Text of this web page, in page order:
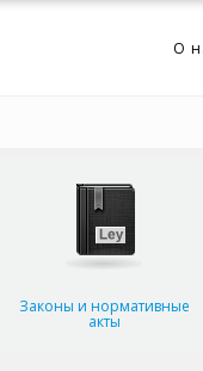
О
Законы и нормативные
акты